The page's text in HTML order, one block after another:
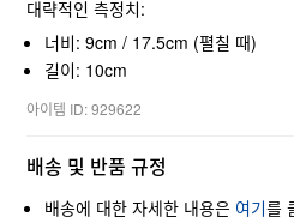
대략적인 측정치:
너비: 9cm / 17.5cm (펼칠 때)
길이: 10cm
아이템 ID: 929622
배송 및 반품 규정
배송에 대한 자세한 내용은 여기를